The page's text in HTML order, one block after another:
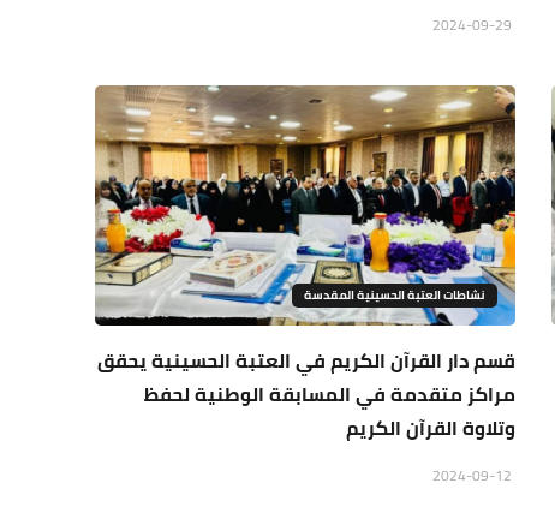
نشاطات العتبة الحسينية المقدسة
قسم دار القرآن الكريم في العتبة الحسينية يحقق
مراكز متقدمة في المسابقة الوطنية لحفظ
وتلاوة القرآن الكريم